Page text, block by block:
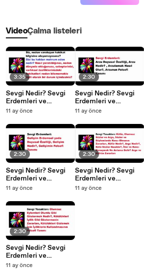
VideoÇalma listeleri
3:35
Sevgi Nedir? Sevgi
Erdemleri ve
Yasaklarından Oluşan
Varoluşsal Bilgiler 7
11 ay önce
2:30
Sevgi Nedir? Sevgi
Erdemleri ve
Yasaklarından Oluşan
Varoluşsal Bilgiler 4
11 ay önce
2:30
Sevgi Nedir? Sevgi
Erdemleri ve
Yasaklarından Oluşan
11 ay önce
2:30
Sevgi Nedir? Sevgi
Erdemleri ve
Yasaklarından Oluşan
Varoluşsal Bilgiler 6
11 ay önce
2:30
Sevgi Nedir? Sevgi
Erdemleri ve
Yasaklarından Oluşan
11 ay önce